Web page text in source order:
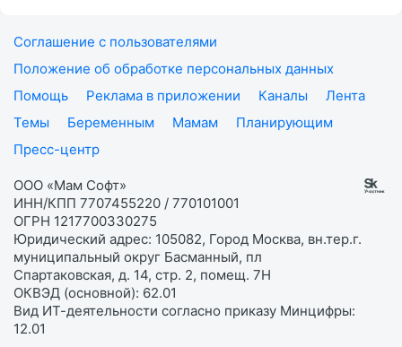
Соглашение с пользователями
Положение об обработке персональных данных
Помощь
Реклама в приложении Каналы
Лента
Темы
Беременным Мамам
Планирующим
Пресс-центр
ООО «Мам Софт»
ИНН/КПП 7707455220 / 770101001
ОГРН 1217700330275
Юридический адрес: 105082, Город Москва, вн.тер.г.
муниципальный округ Басманный, пл
Спартаковская, д. 14, стр. 2, помещ. 7Н
ОКВЭД (основной): 62.01
Вид ИТ-деятельности согласно приказу Минцифры:
12.01